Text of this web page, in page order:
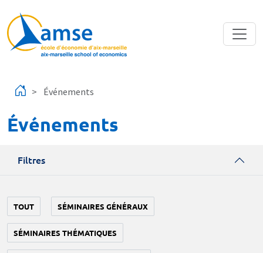
Événements
Événements
Filtres
TOUT SÉMINAIRES GÉNÉRAUX
SÉMINAIRES THÉMATIQUES